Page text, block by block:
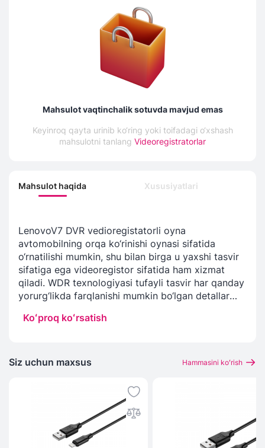
Mahsulot vaqtinchalik sotuvda mavjud emas
Keyinroq qayta urinib ko‘ring yoki toifadagi o‘xshash
mahsulotni tanlang Videoregistratorlar
Mahsulot haqida Xususiyatlari
LenovoV7 DVR vedioregistatorli oyna
avtomobilning orqa ko‘rinishi oynasi sifatida
o‘rnatilishi mumkin, shu bilan birga u yaxshi tasvir
sifatiga ega videoregistor sifatida ham xizmat
qiladi. WDR texnologiyasi tufayli tasvir har qanday
yorurg‘likda farqlanishi mumkin bo‘lgan detallar
Koʻproq koʻrsatish
Siz uchun maxsus Hammasini koʻrish